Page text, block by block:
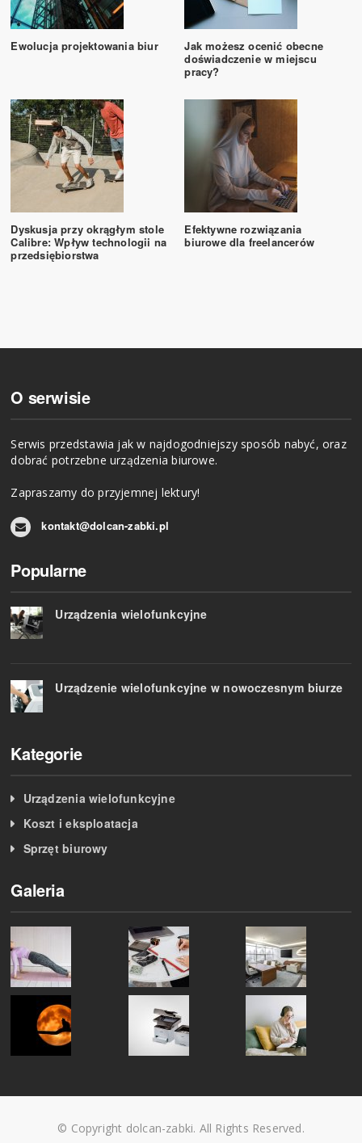
Ewolucja projektowania biur
Jak możesz ocenić obecne
doświadczenie w miejscu
pracy?
Dyskusja przy okrągłym stole
Calibre: Wpływ technologii na
przedsiębiorstwa
Efektywne rozwiązania
biurowe dla freelancerów
O serwisie
Serwis przedstawia jak w najdogodniejszy sposób nabyć, oraz
dobrać potrzebne urządzenia biurowe.
Zapraszamy do przyjemnej lektury!
kontakt@dolcan-zabki.pl
Popularne
Urządzenia wielofunkcyjne
Urządzenie wielofunkcyjne w nowoczesnym biurze
Kategorie
Urządzenia wielofunkcyjne
Koszt i eksploatacja
Sprzęt biurowy
Galeria
© Copyright dolcan-zabki. All Rights Reserved.